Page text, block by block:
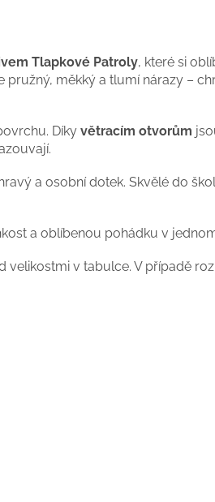
Tlapkové Patroly, které si
pružný, měkký a tlumí nárazy –
Díky větracím otvorům
a osobní dotek. Skvělé do
a oblíbenou pohádku v
v tabulce. V případě